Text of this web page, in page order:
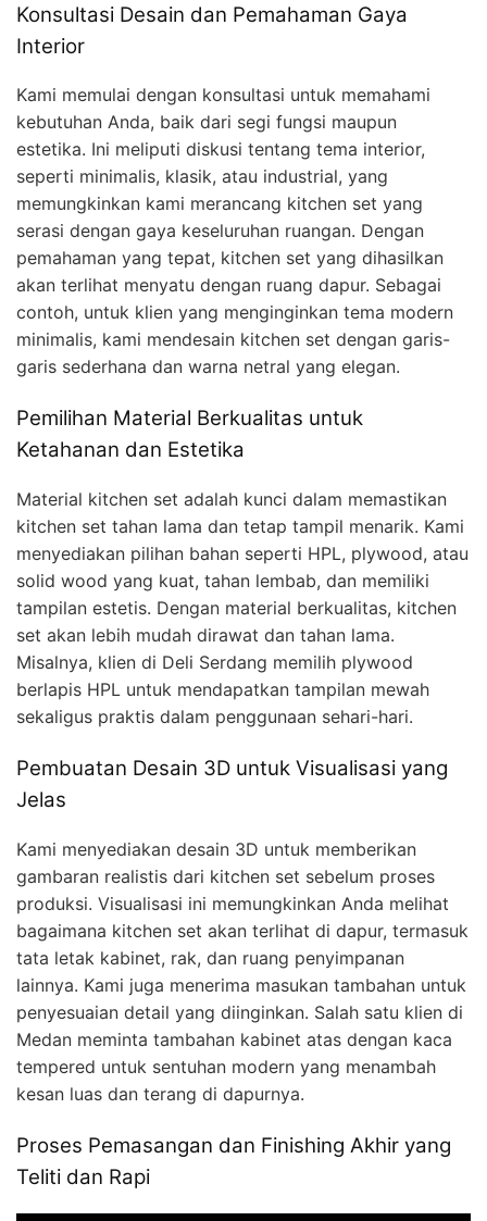
Konsultasi Desain dan Pemahaman Gaya
Interior
Kami memulai dengan konsultasi untuk memahami
kebutuhan Anda, baik dari segi fungsi maupun
estetika. Ini meliputi diskusi tentang tema interior,
seperti minimalis, klasik, atau industrial, yang
memungkinkan kami merancang kitchen set yang
serasi dengan gaya keseluruhan ruangan. Dengan
pemahaman yang tepat, kitchen set yang dihasilkan
akan terlihat menyatu dengan ruang dapur. Sebagai
contoh, untuk klien yang menginginkan tema modern
minimalis, kami mendesain kitchen set dengan garis-
garis sederhana dan warna netral yang elegan.
Pemilihan Material Berkualitas untuk
Ketahanan dan Estetika
Material kitchen set adalah kunci dalam memastikan
kitchen set tahan lama dan tetap tampil menarik. Kami
menyediakan pilihan bahan seperti HPL, plywood, atau
solid wood yang kuat, tahan lembab, dan memiliki
tampilan estetis. Dengan material berkualitas, kitchen
set akan lebih mudah dirawat dan tahan lama.
Misalnya, klien di Deli Serdang memilih plywood
berlapis HPL untuk mendapatkan tampilan mewah
sekaligus praktis dalam penggunaan sehari-hari.
Pembuatan Desain 3D untuk Visualisasi yang
Jelas
Kami menyediakan desain 3D untuk memberikan
gambaran realistis dari kitchen set sebelum proses
produksi. Visualisasi ini memungkinkan Anda melihat
bagaimana kitchen set akan terlihat di dapur, termasuk
tata letak kabinet, rak, dan ruang penyimpanan
lainnya. Kami juga menerima masukan tambahan untuk
penyesuaian detail yang diinginkan. Salah satu klien di
Medan meminta tambahan kabinet atas dengan kaca
tempered untuk sentuhan modern yang menambah
kesan luas dan terang di dapurnya.
Proses Pemasangan dan Finishing Akhir yang
Teliti dan Rapi